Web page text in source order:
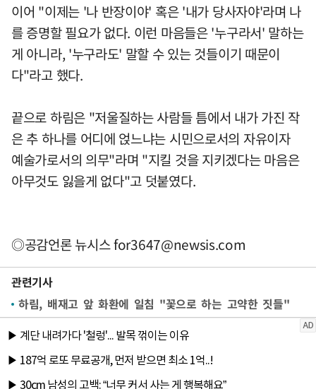
이어 "이제는 '나 반장이야' 혹은 '내가 당사자야'라며 나
를 증명할 필요가 없다. 이런 마음들은 '누구라서' 말하는
게 아니라, '누구라도' 말할 수 있는 것들이기 때문이
다"라고 했다.
끝으로 하림은 "저울질하는 사람들 틈에서 내가 가진 작
은 추 하나를 어디에 얹느냐는 시민으로서의 자유이자
예술가로서의 의무"라며 "지킬 것을 지키겠다는 마음은
아무것도 잃을게 없다"고 덧붙였다.
◎공감언론 뉴시스for3647@newsis.com
관련기사
하림, 배재고 앞 화환에 일침 "꽃으로 하는 고약한 짓들"